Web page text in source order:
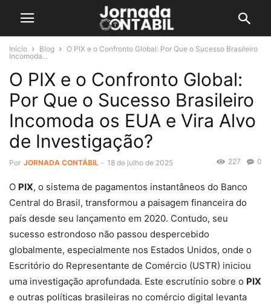
Início Blog
O PIX e o Confronto Global: Por Que o Sucesso Brasileiro
Incomoda...
O PIX e o Confronto Global:
Por Que o Sucesso Brasileiro
Incomoda os EUA e Vira Alvo
de Investigação?
Por JORNADA CONTÁBIL - 18 de julho de 2025 0
227
O PIX, o sistema de pagamentos instantâneos do Banco
Central do Brasil, transformou a paisagem financeira do
país desde seu lançamento em 2020. Contudo, seu
sucesso estrondoso não passou despercebido
globalmente, especialmente nos Estados Unidos, onde o
Escritório do Representante de Comércio (USTR) iniciou
uma investigação aprofundada. Este escrutínio sobre o PIX
e outras políticas brasileiras no comércio digital levanta